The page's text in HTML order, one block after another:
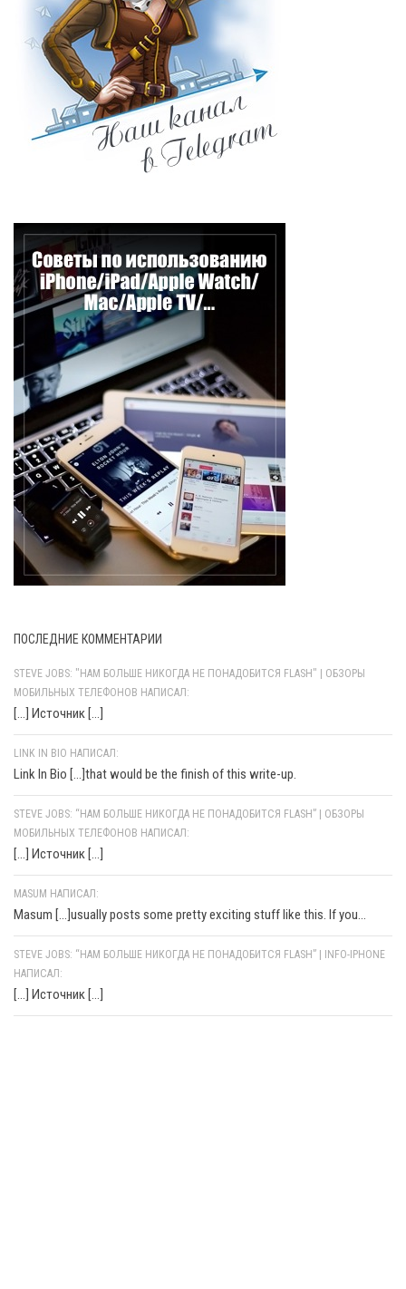
ПОСЛЕДНИЕ КОММЕНТАРИИ
STEVE JOBS: "НАМ БОЛЬШЕ НИКОГДА НЕ ПОНАДОБИТСЯ FLASH" | ОБЗОРЫ
МОБИЛЬНЫХ ТЕЛЕФОНОВ НАПИСАЛ:
[…] Источник […]
LINK IN BIO НАПИСАЛ:
Link In Bio [...]that would be the finish of this write-up.
STEVE JOBS: “НАМ БОЛЬШЕ НИКОГДА НЕ ПОНАДОБИТСЯ FLASH” | ОБЗОРЫ
МОБИЛЬНЫХ ТЕЛЕФОНОВ НАПИСАЛ:
[…] Источник […]
MASUM НАПИСАЛ:
Masum [...]usually posts some pretty exciting stuff like this. If you...
STEVE JOBS: “НАМ БОЛЬШЕ НИКОГДА НЕ ПОНАДОБИТСЯ FLASH” | INFO-IPHONE
НАПИСАЛ:
[…] Источник […]